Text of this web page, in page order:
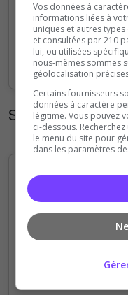
0
1
Sep Oct Nov Dec
Statistiques
Vos données à
informations liées à
uniques et autres
et consultées par 210
lui, ou utilisées
nous-mêmes sommes
géolocalisation
Certains fournisseurs
données à caractère
légitime. Vous pouvez
ci-dessous.
le menu du site pour
dans les paramètres